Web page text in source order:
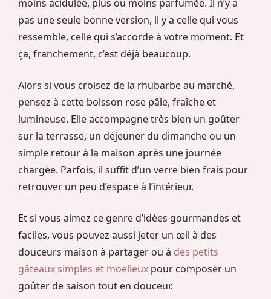
moins acidulée, plus ou moins parfumée. Il n’y a
pas une seule bonne version, il y a celle qui vous
ressemble, celle qui s’accorde à votre moment. Et
ça, franchement, c’est déjà beaucoup.
Alors si vous croisez de la rhubarbe au marché,
pensez à cette boisson rose pâle, fraîche et
lumineuse. Elle accompagne très bien un goûter
sur la terrasse, un déjeuner du dimanche ou un
simple retour à la maison après une journée
chargée. Parfois, il suffit d’un verre bien frais pour
retrouver un peu d’espace à l’intérieur.
Et si vous aimez ce genre d’idées gourmandes et
faciles, vous pouvez aussi jeter un œil à des
douceurs maison à partager ou à des petits
gâteaux simples et moelleux pour composer un
goûter de saison tout en douceur.